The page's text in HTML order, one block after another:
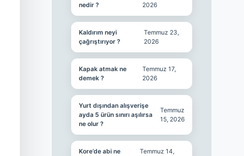
nedir ?
2026
Kaldırım neyi
çağrıştırıyor ?
Temmuz 23,
2026
Kapak atmak ne
demek ?
Temmuz 17,
2026
Yurt dışından alışverişe
ayda 5 ürün sınırı aşılırsa
ne olur ?
Temmuz
15, 2026
Kore’de abi ne
Temmuz 14,